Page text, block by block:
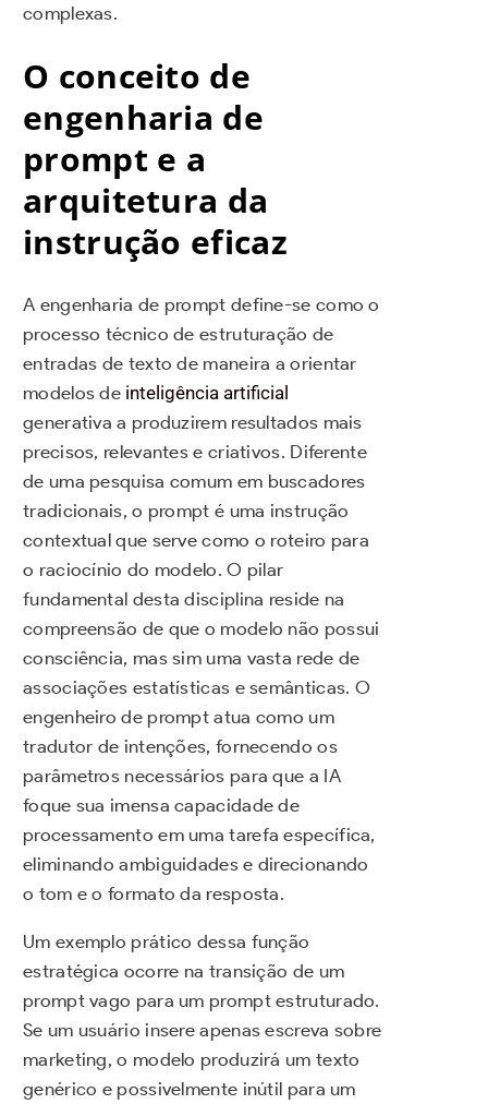
complexas.
O conceito de
engenharia de
prompt e a
arquitetura da
instrução eficaz
A engenharia de prompt define-se como o
processo técnico de estruturação de
entradas de texto de maneira a orientar
modelos de inteligência artificial
generativa a produzirem resultados mais
precisos, relevantes e criativos. Diferente
de uma pesquisa comum em buscadores
tradicionais, o prompt é uma instrução
contextual que serve como o roteiro para
o raciocínio do modelo. O pilar
fundamental desta disciplina reside na
compreensão de que o modelo não possui
consciência, mas sim uma vasta rede de
associações estatísticas e semânticas. O
engenheiro de prompt atua como um
tradutor de intenções, fornecendo os
parâmetros necessários para que a IA
foque sua imensa capacidade de
processamento em uma tarefa específica,
eliminando ambiguidades e direcionando
o tom e o formato da resposta.
Um exemplo prático dessa função
estratégica ocorre na transição de um
prompt vago para um prompt estruturado.
Se um usuário insere apenas escreva sobre
marketing, o modelo produzirá um texto
genérico e possivelmente inútil para um